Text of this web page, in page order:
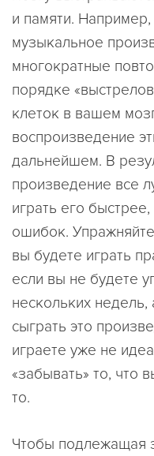
и памяти.
музыкальное
многократные
порядке
клеток в вашем
воспроизведение
дальнейшем. В
произведение все
играть его
ошибок.
вы будете играть
если вы не будете
нескольких
сыграть это
играете уже не
«забывать» то, что
то.
Чтобы подлежащая